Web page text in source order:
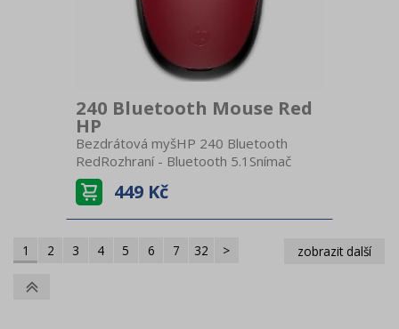
240 Bluetooth Mouse Red
HP
Bezdrátová myšHP 240 Bluetooth
RedRozhraní - Bluetooth 5.1Snímač
pohybu - optickýRozlišení senzoru -
1600 dpiBaterie - 1x AAVýdrž baterie až
15 měsícůRozměry - 10,7 × 6,5 × 2,93
449 Kč
1 2 3 4 5 6 7 32 >